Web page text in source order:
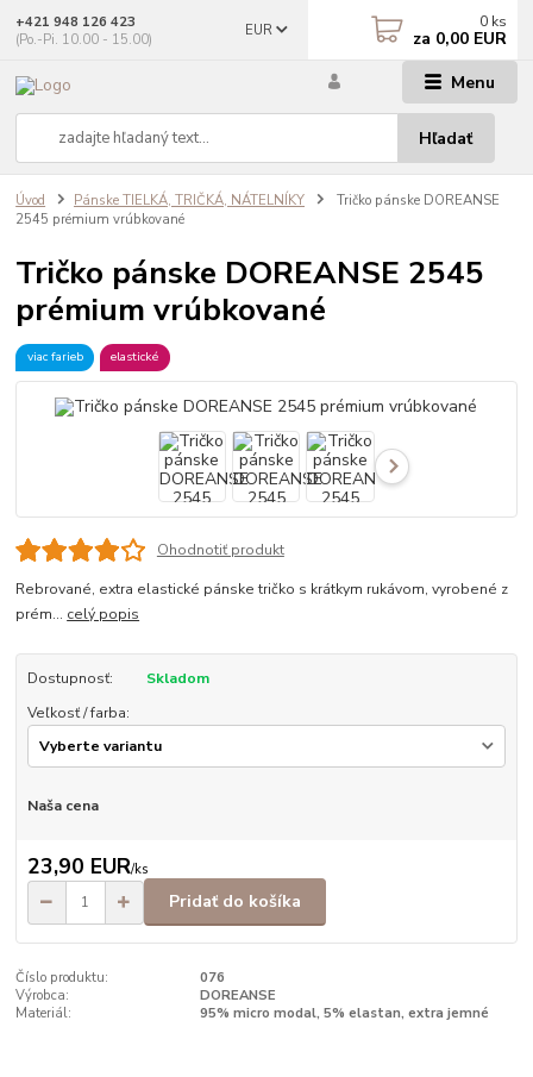
Menu
EUR
Hľadať
+421 948 126 423
(Po.-Pi. 10.00 - 15.00)
0 ks
za 0,00 EUR
Úvod Pánske TIELKÁ, TRIČKÁ, NÁTELNÍKY
Tričko pánske DOREANSE
2545 prémium vrúbkované
Tričko pánske DOREANSE 2545
prémium vrúbkované
viac farieb elastické
Ohodnotiť produkt
Rebrované, extra elastické pánske tričko s krátkym rukávom, vyrobené z
prém... celý popis
Dostupnosť:
Skladom
Veľkosť / farba:
Naša cena
23,90 EUR/ks
Pridať do košíka
Číslo produktu:
076
Výrobca:
DOREANSE
Materiál:
95% micro modal, 5% elastan, extra jemné